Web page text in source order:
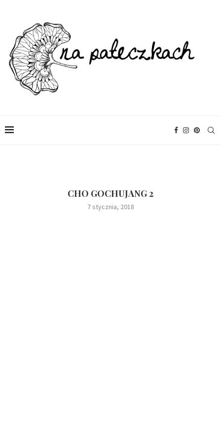
CHO GOCHUJANG 2
7 stycznia, 2018